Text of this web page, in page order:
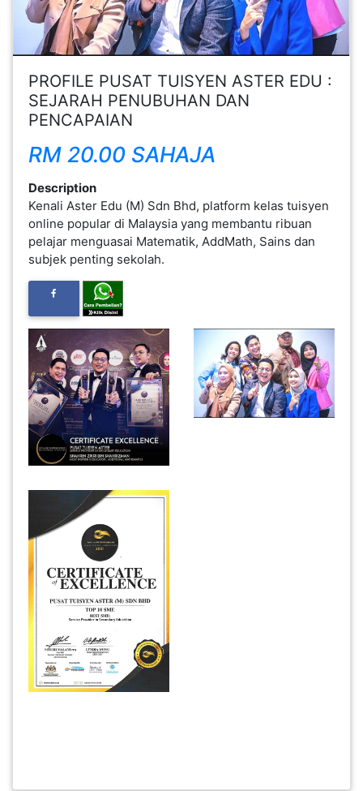
PROFILE PUSAT TUISYEN ASTER EDU :
SEJARAH PENUBUHAN DAN
PENCAPAIAN
RM 20.00 SAHAJA
Description
Kenali Aster Edu (M) Sdn Bhd, platform kelas tuisyen
online popular di Malaysia yang membantu ribuan
pelajar menguasai Matematik, AddMath, Sains dan
subjek penting sekolah.
FESYEN
WANITA(0)
KECANTIKAN(7)
FESYEN
MINYAK
WANGI(8)
PENDIDIKAN(19)
DERMA
DAN
INFAK(0)
TUDUNG(0)
PEMBORONG(2)
PRODUK
DIGITAL(29)
MAKANAN(25)